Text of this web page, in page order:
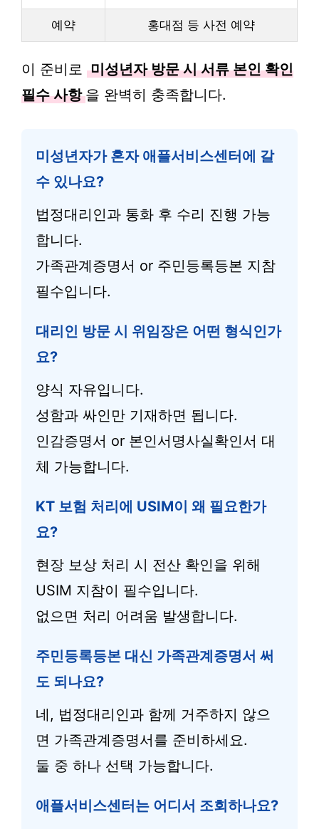
예약 홍대점 등 사전 예약
이 준비로 미성년자 방문 시 서류 본인 확인
필수 사항 을 완벽히 충족합니다.
미성년자가 혼자 애플서비스센터에 갈
수 있나요?
법정대리인과 통화 후 수리 진행 가능
합니다.
가족관계증명서 or 주민등록등본 지참
필수입니다.
대리인 방문 시 위임장은 어떤 형식인가
요?
양식 자유입니다.
성함과 싸인만 기재하면 됩니다.
인감증명서 or 본인서명사실확인서 대
체 가능합니다.
KT 보험 처리에 USIM이 왜 필요한가
요?
현장 보상 처리 시 전산 확인을 위해
USIM 지참이 필수입니다.
없으면 처리 어려움 발생합니다.
주민등록등본 대신 가족관계증명서 써
도 되나요?
네, 법정대리인과 함께 거주하지 않으
면 가족관계증명서를 준비하세요.
둘 중 하나 선택 가능합니다.
애플서비스센터는 어디서 조회하나요?